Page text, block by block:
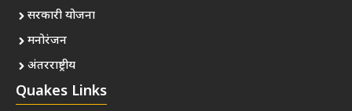
सरकारी योजना
मनोरंजन
अंतरराष्ट्रीय
Quakes Links